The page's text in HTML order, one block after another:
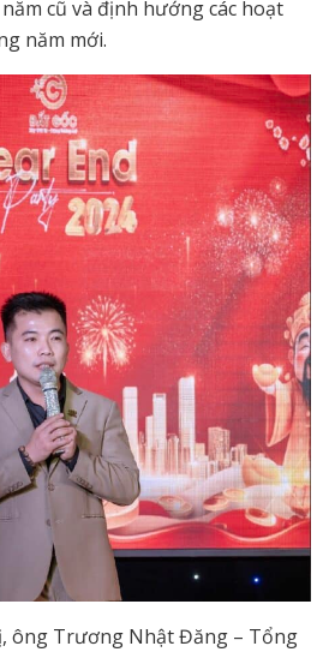
cũ và định hướng các hoạt
năm mới.
ông Trương Nhật Đăng – Tổng